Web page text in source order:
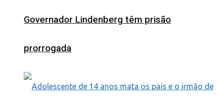
Governador Lindenberg têm prisão
prorrogada